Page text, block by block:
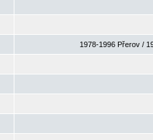
1978-1996 Přerov /